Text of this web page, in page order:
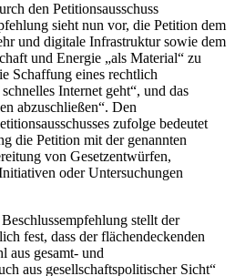
den Petitionsausschuss
sieht nun vor, die Petition dem
und digitale Infrastruktur sowie dem
und Energie „als Material“ zu
Schaffung eines rechtlich
Internet geht“, und das
abzuschließen“. Den
zufolge bedeutet
die Petition mit der genannten
von Gesetzentwürfen,
oder Untersuchungen
stellt der
fest, dass der flächendeckenden
aus gesamt- und
aus gesellschaftspolitischer Sicht“